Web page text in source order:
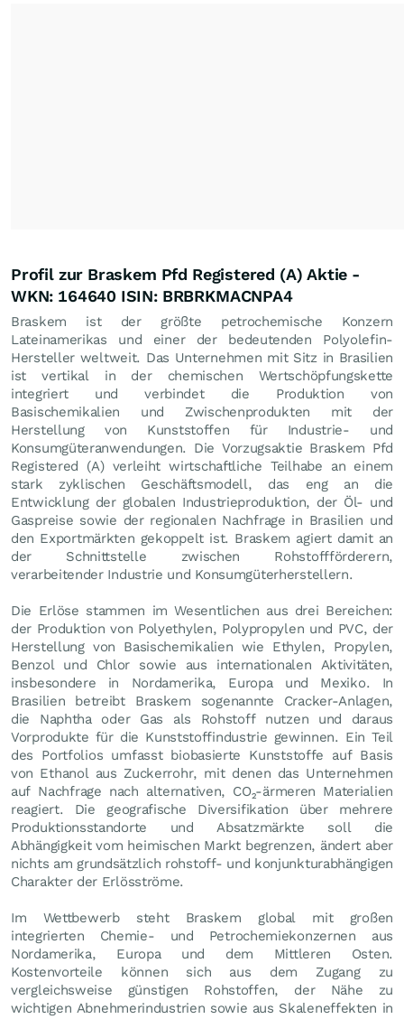
Profil zur Braskem Pfd Registered (A) Aktie -
WKN: 164640 ISIN: BRBRKMACNPA4
Braskem ist der größte petrochemische Konzern
Lateinamerikas und einer der bedeutenden Polyolefin-
Hersteller weltweit. Das Unternehmen mit Sitz in Brasilien
ist vertikal in der chemischen Wertschöpfungskette
integriert und verbindet die Produktion von
Basischemikalien und Zwischenprodukten mit der
Herstellung von Kunststoffen für Industrie- und
Konsumgüteranwendungen. Die Vorzugsaktie Braskem Pfd
Registered (A) verleiht wirtschaftliche Teilhabe an einem
stark zyklischen Geschäftsmodell, das eng an die
Entwicklung der globalen Industrieproduktion, der Öl- und
Gaspreise sowie der regionalen Nachfrage in Brasilien und
den Exportmärkten gekoppelt ist. Braskem agiert damit an
der Schnittstelle zwischen Rohstoffförderern,
verarbeitender Industrie und Konsumgüterherstellern.
Die Erlöse stammen im Wesentlichen aus drei Bereichen:
der Produktion von Polyethylen, Polypropylen und PVC, der
Herstellung von Basischemikalien wie Ethylen, Propylen,
Benzol und Chlor sowie aus internationalen Aktivitäten,
insbesondere in Nordamerika, Europa und Mexiko. In
Brasilien betreibt Braskem sogenannte Cracker-Anlagen,
die Naphtha oder Gas als Rohstoff nutzen und daraus
Vorprodukte für die Kunststoffindustrie gewinnen. Ein Teil
des Portfolios umfasst biobasierte Kunststoffe auf Basis
von Ethanol aus Zuckerrohr, mit denen das Unternehmen
auf Nachfrage nach alternativen, CO₂-ärmeren Materialien
reagiert. Die geografische Diversifikation über mehrere
Produktionsstandorte und Absatzmärkte soll die
Abhängigkeit vom heimischen Markt begrenzen, ändert aber
nichts am grundsätzlich rohstoff- und konjunkturabhängigen
Charakter der Erlösströme.
Im Wettbewerb steht Braskem global mit großen
integrierten Chemie- und Petrochemiekonzernen aus
Nordamerika, Europa und dem Mittleren Osten.
Kostenvorteile können sich aus dem Zugang zu
vergleichsweise günstigen Rohstoffen, der Nähe zu
wichtigen Abnehmerindustrien sowie aus Skaleneffekten in